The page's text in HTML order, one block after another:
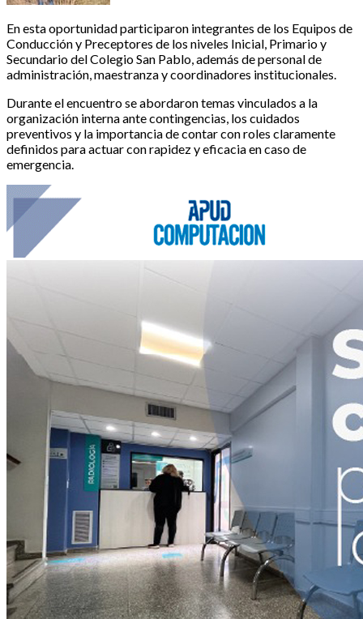
En esta oportunidad participaron integrantes de los Equipos de
Conducción y Preceptores de los niveles Inicial, Primario y
Secundario del Colegio San Pablo, además de personal de
administración, maestranza y coordinadores institucionales.
Durante el encuentro se abordaron temas vinculados a la
organización interna ante contingencias, los cuidados
preventivos y la importancia de contar con roles claramente
definidos para actuar con rapidez y eficacia en caso de
emergencia.